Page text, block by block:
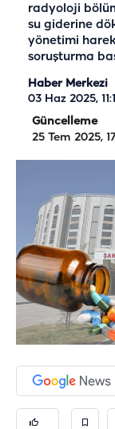
radyoloji
su giderine
yönetimi
soruşturma
Haber Merkezi
03 Haz 2025,
Güncelleme
25 Tem 2025,